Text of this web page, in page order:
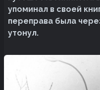
упоминал в своей
переправа была
утонул.